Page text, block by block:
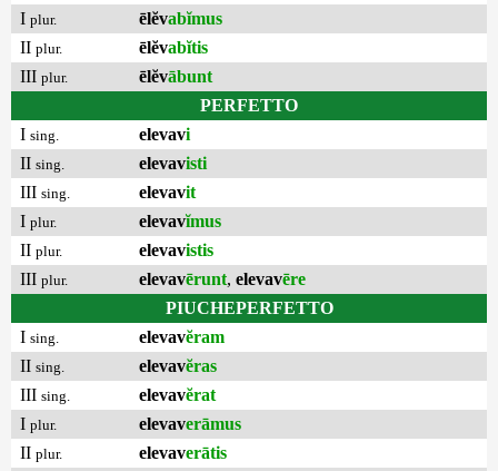
I plur. ēlĕvabĭmus
II plur. ēlĕvabĭtis
III plur. ēlĕvābunt
PERFETTO
I sing. elevavi
II sing. elevavisti
III sing. elevavit
I plur. elevavĭmus
II plur. elevavistis
III plur. elevavērunt, elevavēre
PIUCHEPERFETTO
I sing. elevavĕram
II sing. elevavĕras
III sing. elevavĕrat
I plur. elevaverāmus
II plur. elevaverātis